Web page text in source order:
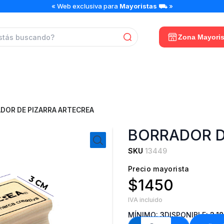
« Web exclusiva para Mayoristas ⛟ »
Zona
DE PIZARRA ARTECREA
BORRADOR
SKU 13449
Precio mayorista
$1450
IVA incluido
MÍNIMO:3DISPONIBLE:
BORRADOR
DE
ARTECREA
cantidad